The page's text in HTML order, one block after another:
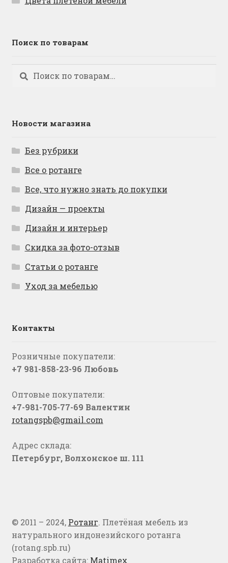
Поиск по товарам
Искать:
Поиск
Новости магазина
Без рубрики
Все о ротанге
Все, что нужно знать до покупки
Дизайн — проекты
Дизайн и интерьер
Скидка за фото-отзыв
Статьи о ротанге
Уход за мебелью
Контакты
Розничные покупатели:
+7 981-858-23-96 Любовь
Оптовые покупатели:
+7-981-705-77-69 Валентин
rotangspb@gmail.com
Адрес склада:
Петербург, Волхонское ш. 111
© 2011 – 2024, Ротанг. Плетёная мебель из
натурального индонезийского ротанга
(rotang.spb.ru)
Разработка сайта: Matimex